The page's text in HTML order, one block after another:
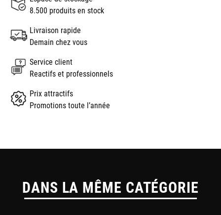
8.500 produits en stock
Livraison rapide
Demain chez vous
Service client
Reactifs et professionnels
Prix attractifs
Promotions toute l’année
DANS LA MÊME CATÉGORIE